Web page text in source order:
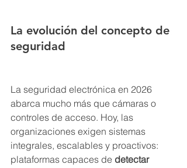
La evolución del concepto de
seguridad
La seguridad electrónica en 2026
abarca mucho más que cámaras o
controles de acceso. Hoy, las
organizaciones exigen sistemas
integrales, escalables y proactivos:
plataformas capaces de detectar